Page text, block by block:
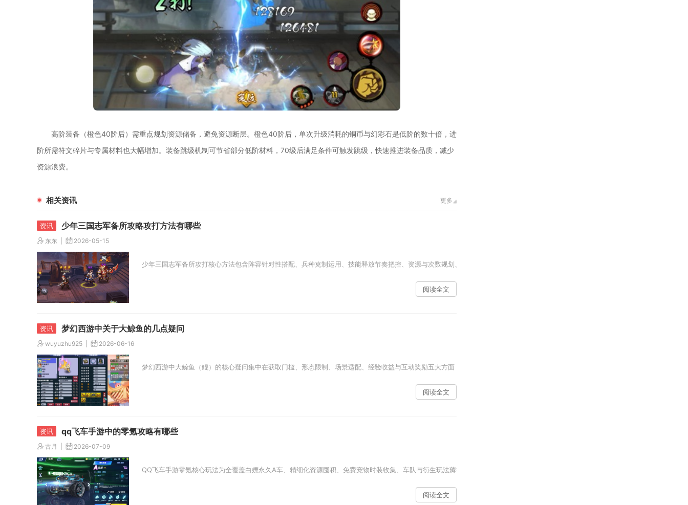
高阶装备（橙色40阶后）需重点规划资源储备，避免资源断层。橙色40阶后，单次升级消耗的铜币与幻彩石是低阶的数十倍，进
阶所需符文碎片与专属材料也大幅增加。装备跳级机制可节省部分低阶材料，70级后满足条件可触发跳级，快速推进装备品质，减少
资源浪费。
相关资讯 更多
少年三国志军备所攻略攻打方法有哪些
东东 2026-05-15
少年三国志军备所攻打核心方法包含阵容针对性搭配、兵种克制运用、技能释放节奏把控、资源与次数规划、防守反制与突袭策略五大类，结合这些方法可高效通关并掠夺军备资源。攻
阅读全文
梦幻西游中关于大鲸鱼的几点疑问
wuyuzhu925 2026-06-16
梦幻西游中大鲸鱼（鲲）的核心疑问集中在获取门槛、形态限制、场景适配、经验收益与互动奖励五大方面，这些问题直接影响玩家的购买决策与日常使用体验。关于大鲸鱼的获取与形
阅读全文
qq飞车手游中的零氪攻略有哪些
古月 2026-07-09
QQ飞车手游零氪核心玩法为全覆盖白嫖永久A车、精细化资源囤积、免费宠物时装收集、车队与衍生玩法薅福利、技术弥补赛车差距，全程不消耗钻石也能集齐主流竞速配置，兼顾收藏
阅读全文